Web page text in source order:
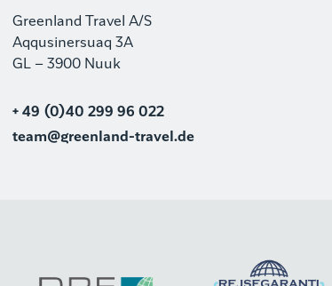
Greenland Travel A/S
Aqqusinersuaq 3A
GL – 3900 Nuuk
+ 49 (0)40 299 96 022
team@greenland-travel.de